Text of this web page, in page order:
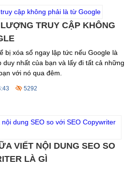
TRUY CẬP KHÔNG
bị xóa sổ ngay lập tức nếu Google là
nhất của bạn và lấy đi tất cả những
với nó qua đêm.
5292
VIẾT NỘI DUNG SEO SO
LÀ GÌ